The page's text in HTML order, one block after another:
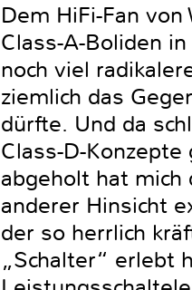
Dem HiFi-Fan
Class-A-Boliden
noch viel
ziemlich das
dürfte. Und da
Class-D-
abgeholt hat mich
anderer Hinsicht
der so herrlich
„Schalter“ erlebt